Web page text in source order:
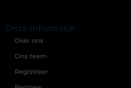
Onze informatie
Over ons
Ons team
Registreer